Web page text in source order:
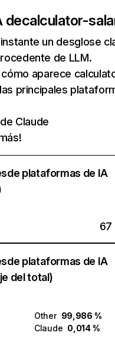
decalculator-
un desglose
de LLM.
aparece
principales
Claude
plataformas de IA
67
plataformas de IA
del total)
Other 99,986 %
Claude 0,014 %